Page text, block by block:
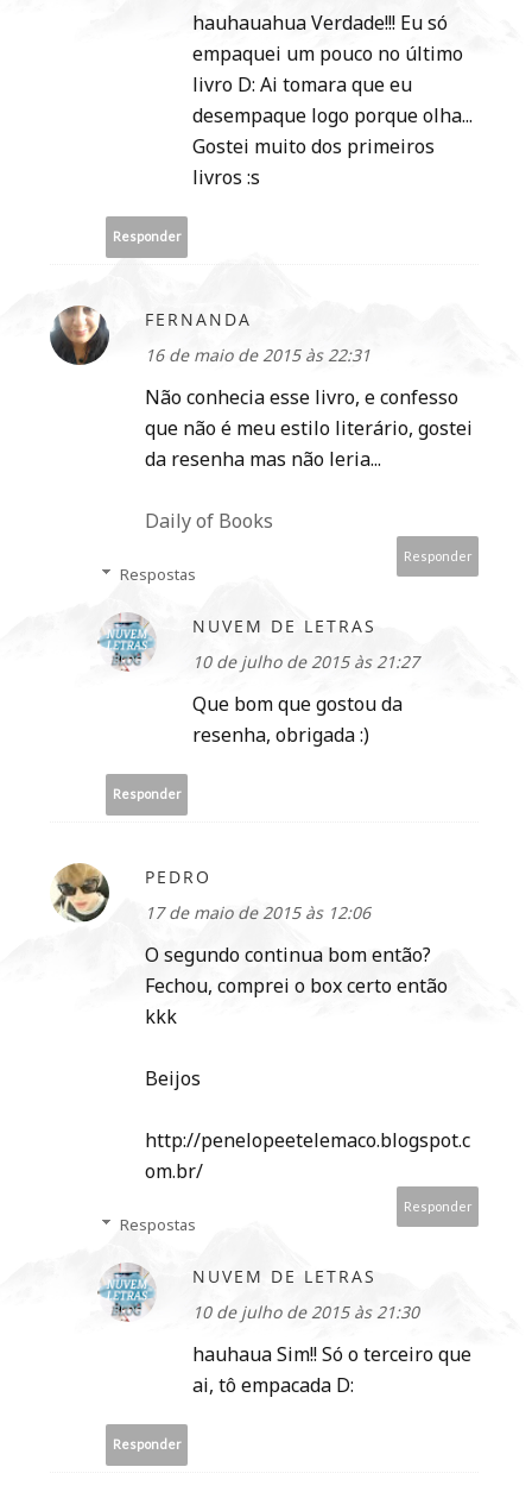
hauhauahua Verdade!!! Eu só
empaquei um pouco no último
livro D: Ai tomara que eu
desempaque logo porque olha...
Gostei muito dos primeiros
livros :s
Responder
FERNANDA
16 de maio de 2015 às 22:31
Não conhecia esse livro, e confesso
que não é meu estilo literário, gostei
da resenha mas não leria...
Daily of Books
Responder
Respostas
NUVEM DE LETRAS
10 de julho de 2015 às 21:27
Que bom que gostou da
resenha, obrigada :)
Responder
PEDRO
17 de maio de 2015 às 12:06
O segundo continua bom então?
Fechou, comprei o box certo então
kkk
Beijos
http://penelopeetelemaco.blogspot.c
om.br/
Responder
Respostas
NUVEM DE LETRAS
10 de julho de 2015 às 21:30
hauhaua Sim!! Só o terceiro que
ai, tô empacada D:
Responder